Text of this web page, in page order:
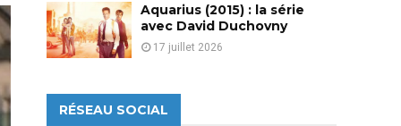
Aquarius (2015) : la série
avec David Duchovny
17 juillet 2026
RÉSEAU SOCIAL